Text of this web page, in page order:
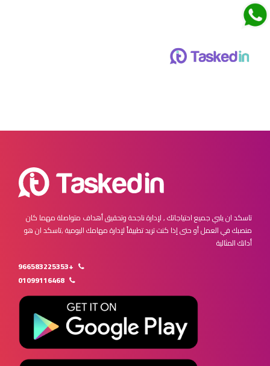
تاسكد ان يلبي جميع احتياجاتك , لإدارة ناجحة وتحقيق أهداف متواصلةمهما كان
منصبك في العمل أو حتى إذا كنت تريد تطبيقاً لإدارة مهامك اليومية ,تاسكد ان هو
أداتك المثالية
+966583225353
01099116468